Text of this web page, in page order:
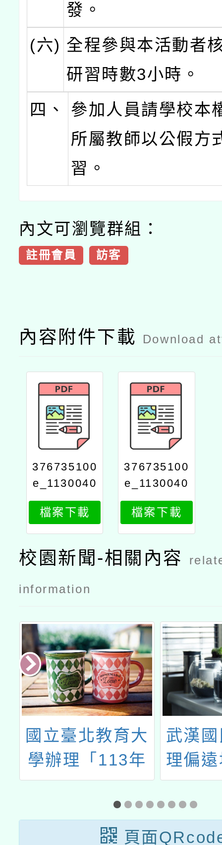
發。
(六) 全程參與本活動者
研習時數3小時。
四、
參加人員請學校本
所屬教師以公假方
習。
內文可瀏覽群組：
註冊會員 訪客
內容附件下載 Download
376735100
e_1130040
104_print
檔案下載
376735100
e_1130040
104_attach
1
檔案下載
校園新聞-相關內容
information
國立臺北教育大
學辦理「113年
至115年美感與
設計創新計畫」
114-1學期「美
武漢
理偏
山非
整合
規劃
頁面